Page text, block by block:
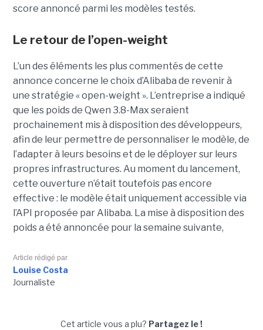
score annoncé parmi les modèles testés.
Le retour de l’open-weight
L’un des éléments les plus commentés de cette
annonce concerne le choix d’Alibaba de revenir à
une stratégie « open-weight ». L’entreprise a indiqué
que les poids de Qwen 3.8-Max seraient
prochainement mis à disposition des développeurs,
afin de leur permettre de personnaliser le modèle, de
l’adapter à leurs besoins et de le déployer sur leurs
propres infrastructures. Au moment du lancement,
cette ouverture n’était toutefois pas encore
effective : le modèle était uniquement accessible via
l’API proposée par Alibaba. La mise à disposition des
poids a été annoncée pour la semaine suivante,
Article rédigé par
Louise Costa
Journaliste
Cet article vous a plu? Partagez le !